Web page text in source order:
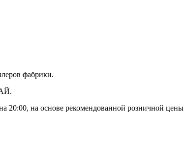
фабрики.
20:00, на основе рекомендованной розничной